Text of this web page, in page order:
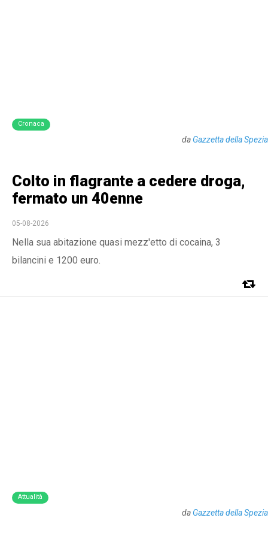
Cronaca
da Gazzetta della Spezia
Colto in flagrante a cedere droga,
fermato un 40enne
05-08-2026
Nella sua abitazione quasi mezz'etto di cocaina, 3
bilancini e 1200 euro.
Attualità
da Gazzetta della Spezia